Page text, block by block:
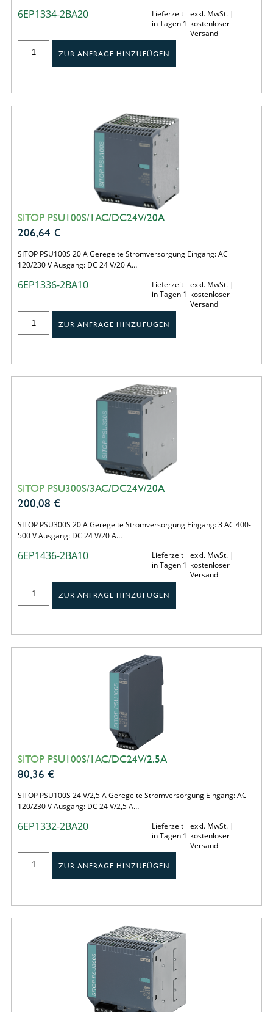
6EP1334-2BA20
Lieferzeit
in Tagen 1
exkl. MwSt. |
kostenloser
Versand
ZUR ANFRAGE HINZUFÜGEN
SITOP PSU100S/1AC/DC24V/20A
206,64 €
SITOP PSU100S 20 A Geregelte Stromversorgung Eingang: AC
120/230 V Ausgang: DC 24 V/20 A…
6EP1336-2BA10
Lieferzeit
in Tagen 1
exkl. MwSt. |
kostenloser
Versand
ZUR ANFRAGE HINZUFÜGEN
SITOP PSU300S/3AC/DC24V/20A
200,08 €
SITOP PSU300S 20 A Geregelte Stromversorgung Eingang: 3 AC 400-
500 V Ausgang: DC 24 V/20 A…
6EP1436-2BA10
Lieferzeit
in Tagen 1
exkl. MwSt. |
kostenloser
Versand
ZUR ANFRAGE HINZUFÜGEN
SITOP PSU100S/1AC/DC24V/2.5A
80,36 €
SITOP PSU100S 24 V/2,5 A Geregelte Stromversorgung Eingang: AC
120/230 V Ausgang: DC 24 V/2,5 A…
6EP1332-2BA20
Lieferzeit
in Tagen 1
exkl. MwSt. |
kostenloser
Versand
ZUR ANFRAGE HINZUFÜGEN